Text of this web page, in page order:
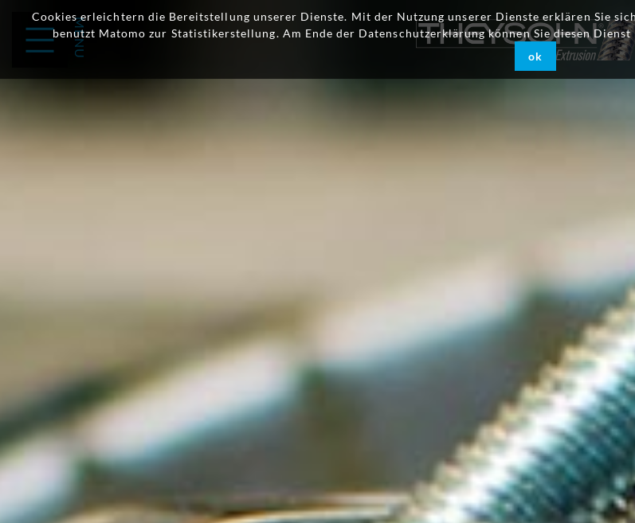
Cookies erleichtern die Bereitstellung unserer Dienste. Mit der Nutzung unserer Dienste erklären Sie
benutzt Matomo zur Statistikerstellung. Am Ende der Datenschutzerklärung können Sie diesen
ok